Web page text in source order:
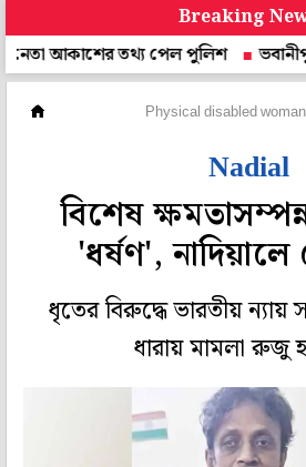
Breaking
আকাশের তথ্য পেল পুলিশ
ভবানীপুরে
Physical disabled
Nadial
বিশেষ
'ধর্ষণ', নাদিয়ালে
ধৃতের বিরুদ্ধে ভারতীয় ন্যায়
ধারায় মামলা রুজু